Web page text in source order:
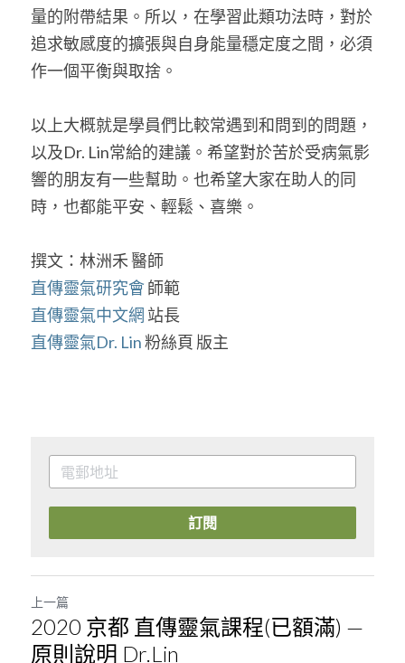
量的附帶結果。所以，在學習此類功法時，對於
追求敏感度的擴張與自身能量穩定度之間，必須
作一個平衡與取捨。
以上大概就是學員們比較常遇到和問到的問題，
以及Dr. Lin常給的建議。希望對於苦於受病氣影
響的朋友有一些幫助。也希望大家在助人的同
時，也都能平安、輕鬆、喜樂。
撰文：林洲禾 醫師
直傳靈氣研究會 師範
直傳靈氣中文網 站長
直傳靈氣Dr. Lin 粉絲頁 版主
訂閱
上一篇
2020 京都 直傳靈氣課程(已額滿) —
原則說明 Dr.Lin